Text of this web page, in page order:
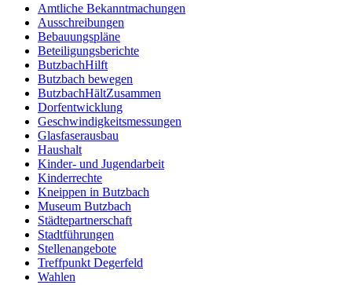
Amtliche Bekanntmachungen
Ausschreibungen
Bebauungspläne
Beteiligungsberichte
ButzbachHilft
Butzbach bewegen
ButzbachHältZusammen
Dorfentwicklung
Geschwindigkeitsmessungen
Glasfaserausbau
Haushalt
Kinder- und Jugendarbeit
Kinderrechte
Kneippen in Butzbach
Museum Butzbach
Städtepartnerschaft
Stadtführungen
Stellenangebote
Treffpunkt Degerfeld
Wahlen